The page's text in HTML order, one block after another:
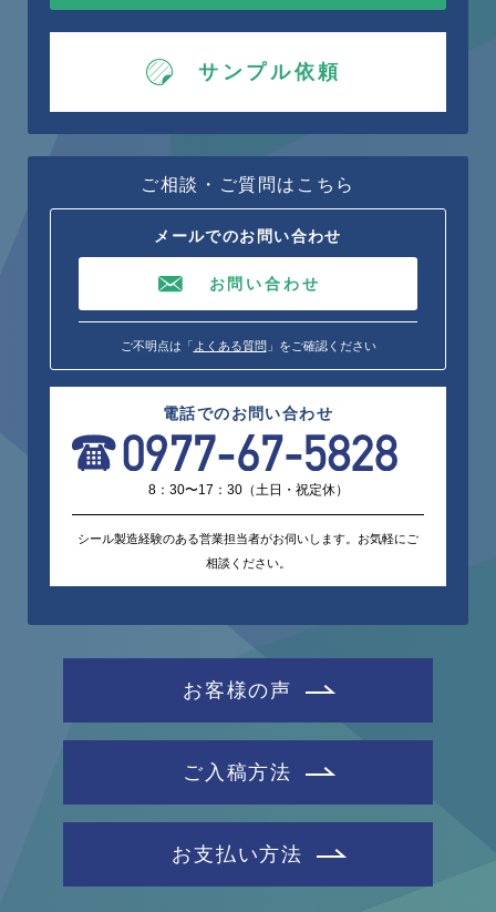
サンプル依頼
ご相談・ご質問はこちら
メールでのお問い合わせ
お問い合わせ
ご不明点は「 よくある質問 」をご確認ください
電話でのお問い合わせ
8：30〜17：30（土日・祝定休）
シール製造経験のある営業担当者がお伺いします。お気軽にご
相談ください。
お客様の声
ご入稿方法
お支払い方法